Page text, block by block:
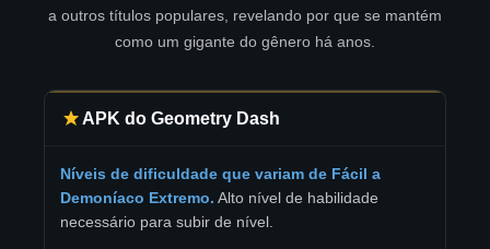
a outros títulos populares, revelando por que se mantém
como um gigante do gênero há anos.
APK do Geometry Dash
Níveis de dificuldade que variam de Fácil a
Demoníaco Extremo. Alto nível de habilidade
necessário para subir de nível.